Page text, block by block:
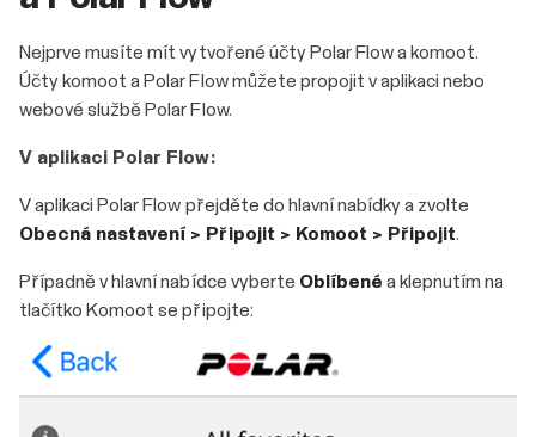
Nejprve musíte mít vytvořené účty Polar Flow a komoot.
Účty komoot a Polar Flow můžete propojit v aplikaci nebo
webové službě Polar Flow.
V aplikaci Polar Flow:
V aplikaci Polar Flow přejděte do hlavní nabídky a zvolte
Obecná nastavení > Připojit > Komoot > Připojit.
Případně v hlavní nabídce vyberte Oblíbené a klepnutím na
tlačítko Komoot se připojte: